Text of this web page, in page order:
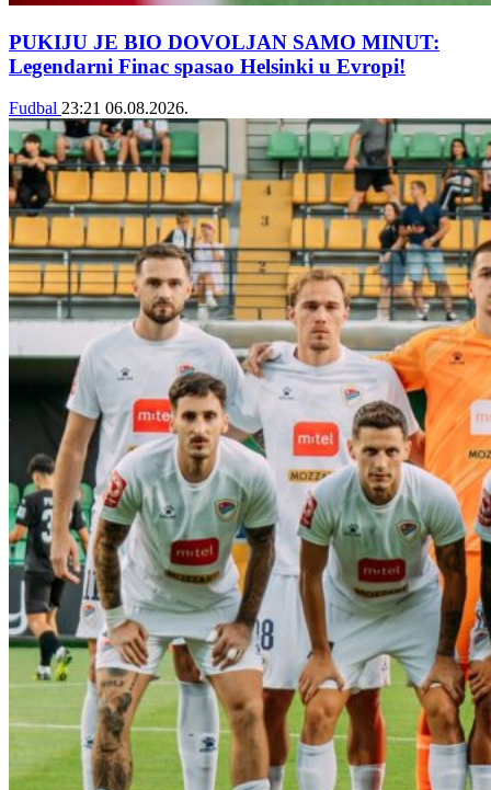
PUKIJU JE BIO DOVOLJAN SAMO MINUT:
Legendarni Finac spasao Helsinki u Evropi!
Fudbal 23:21 06.08.2026.